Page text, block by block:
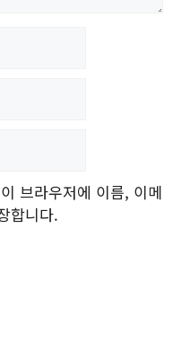
브라우저에 이름, 이메
합니다.